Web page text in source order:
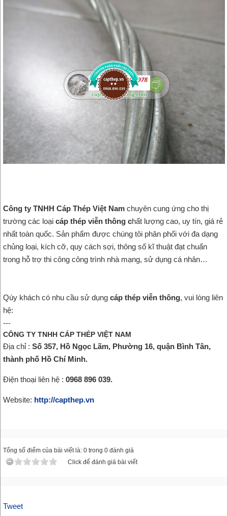
Công ty TNHH Cáp Thép Việt Nam chuyên cung ứng cho thị
trường các loại cáp thép viễn thông chất lượng cao, uy tín, giá rẻ
nhất toàn quốc. Sản phẩm được chúng tôi phân phối với đa dạng
chủng loại, kích cỡ, quy cách sợi, thông số kĩ thuật đạt chuẩn
trong hỗ trợ thi công công trình nhà mạng, sử dụng cá nhân…
Qúy khách có nhu cầu sử dụng cáp thép viễn thông, vui lòng liên
hệ:
---
CÔNG TY TNHH CÁP THÉP VIỆT NAM
Địa chỉ : Số 357, Hồ Ngọc Lãm, Phường 16, quận Bình Tân,
thành phố Hồ Chí Minh.
Điện thoại liên hệ : 0968 896 039.
Website: http://capthep.vn
Tổng số điểm của bài viết là: 0 trong 0 đánh giá
Click để đánh giá bài viết
Tweet